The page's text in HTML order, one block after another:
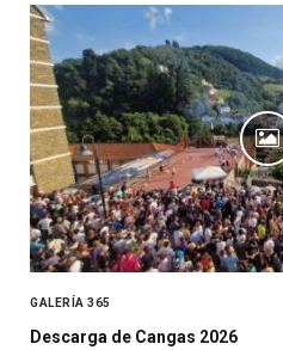
GALERÍA 365
Descarga de Cangas 2026